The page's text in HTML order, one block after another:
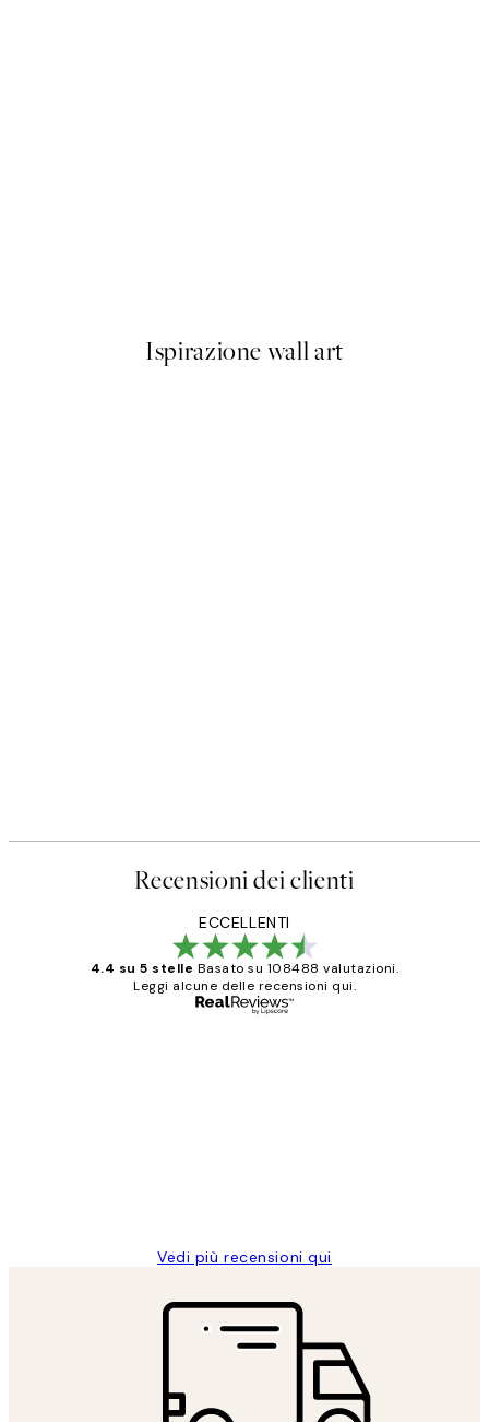
Ispirazione wall art
Recensioni dei clienti
ECCELLENTI
4.4 su 5 stelle Basato su 108488 valutazioni.
Leggi alcune delle recensioni qui.
Vedi più recensioni qui